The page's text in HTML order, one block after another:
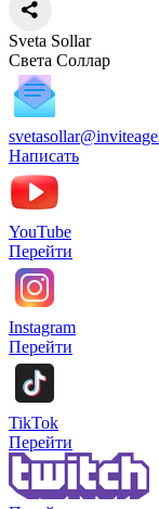
Sveta Sollar
Света Соллар
Написать
YouTube
Перейти
Instagram
Перейти
TikTok
Перейти